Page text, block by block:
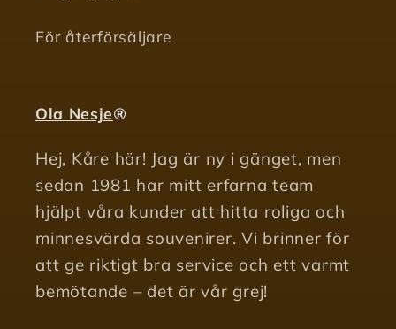
För återförsäljare
Ola Nesje®
Hej, Kåre här! Jag är ny i gänget, men
sedan 1981 har mitt erfarna team
hjälpt våra kunder att hitta roliga och
minnesvärda souvenirer. Vi brinner för
att ge riktigt bra service och ett varmt
bemötande – det är vår grej!